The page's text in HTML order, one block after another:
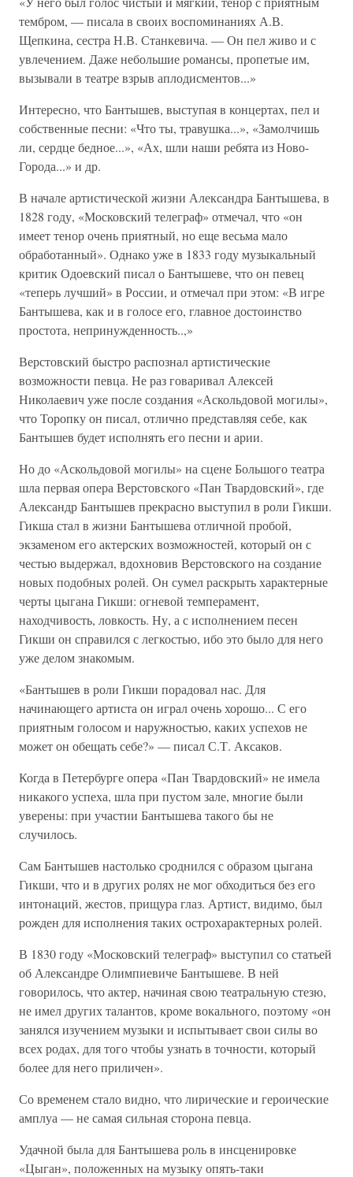
тембром, — писала в своих воспоминаниях А.В.
Щепкина, сестра Н.В. Станкевича. — Он пел живо и с
увлечением. Даже небольшие романсы, пропетые им,
вызывали в театре взрыв аплодисментов...»
Интересно, что Бантышев, выступая в концертах, пел и
собственные песни: «Что ты, травушка...», «Замолчишь
ли, сердце бедное...», «Ах, шли наши ребята из Ново-
Города...» и др.
В начале артистической жизни Александра Бантышева, в
1828 году, «Московский телеграф» отмечал, что «он
имеет тенор очень приятный, но еще весьма мало
обработанный». Однако уже в 1833 году музыкальный
критик Одоевский писал о Бантышеве, что он певец
«теперь лучший» в России, и отмечал при этом: «В игре
Бантышева, как и в голосе его, главное достоинство
простота, непринужденность..,»
Верстовский быстро распознал артистические
возможности певца. Не раз говаривал Алексей
Николаевич уже после создания «Аскольдовой могилы»,
что Торопку он писал, отлично представляя себе, как
Бантышев будет исполнять его песни и арии.
Но до «Аскольдовой могилы» на сцене Большого театра
шла первая опера Верстовского «Пан Твардовский», где
Александр Бантышев прекрасно выступил в роли Гикши.
Гикша стал в жизни Бантышева отличной пробой,
экзаменом его актерских возможностей, который он с
честью выдержал, вдохновив Верстовского на создание
новых подобных ролей. Он сумел раскрыть характерные
черты цыгана Гикши: огневой темперамент,
находчивость, ловкость. Ну, а с исполнением песен
Гикши он справился с легкостью, ибо это было для него
уже делом знакомым.
«Бантышев в роли Гикши порадовал нас. Для
начинающего артиста он играл очень хорошо... С его
приятным голосом и наружностью, каких успехов не
может он обещать себе?» — писал С.Т. Аксаков.
Когда в Петербурге опера «Пан Твардовский» не имела
никакого успеха, шла при пустом зале, многие были
уверены: при участии Бантышева такого бы не
случилось.
Сам Бантышев настолько сроднился с образом цыгана
Гикши, что и в других ролях не мог обходиться без его
интонаций, жестов, прищура глаз. Артист, видимо, был
рожден для исполнения таких острохарактерных ролей.
В 1830 году «Московский телеграф» выступил со статьей
об Александре Олимпиевиче Бантышеве. В ней
говорилось, что актер, начиная свою театральную стезю,
не имел других талантов, кроме вокального, поэтому «он
занялся изучением музыки и испытывает свои силы во
всех родах, для того чтобы узнать в точности, который
более для него приличен».
Со временем стало видно, что лирические и героические
амплуа — не самая сильная сторона певца.
Удачной была для Бантышева роль в инсценировке
«Цыган», положенных на музыку опять-таки